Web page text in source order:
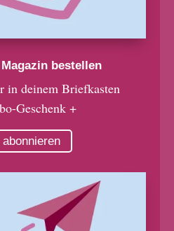
Magazin bestellen
in deinem Briefkasten
Geschenk +